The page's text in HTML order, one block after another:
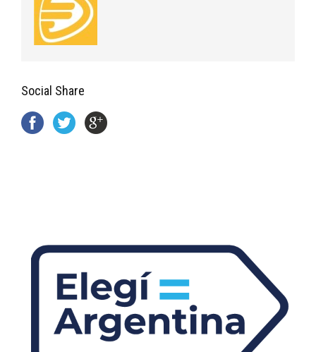
Social Share